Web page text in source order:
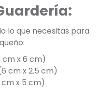
lo que necesitas para
cm x 6 cm)
cm x 2.5 cm)
cm x 5 cm)